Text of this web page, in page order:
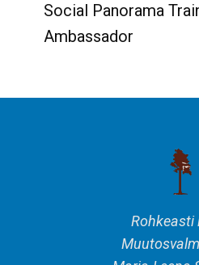
Social Panorama
Ambassador
Rohkeasti